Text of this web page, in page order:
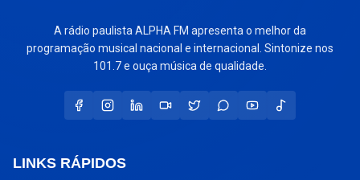
A rádio paulista ALPHA FM apresenta o melhor da
programação musical nacional e internacional. Sintonize nos
101.7 e ouça música de qualidade.
LINKS RÁPIDOS